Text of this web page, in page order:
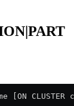
[ON